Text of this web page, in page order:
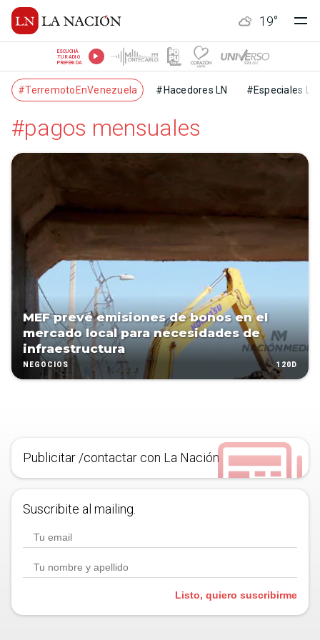
19°
ESCUCHÁ
TU RADIO
PREFERIDA
#TerremotoEnVenezuela #Hacedores LN #Especiales LN
#pagos mensuales
MEF prevé emisiones de bonos en el
mercado local para necesidades de
infraestructura
NEGOCIOS 120D
Publicitar /contactar con La Nación
Suscribite al mailing.
Listo, quiero suscribirme